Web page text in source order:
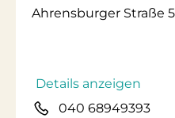
Ahrensburger Straße
Details anzeigen
040 68949393